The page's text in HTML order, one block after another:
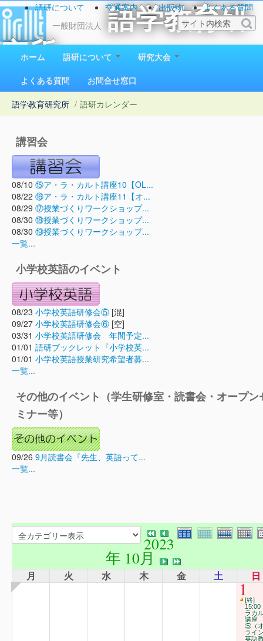
一般財団法人
語学教育研
究所
1923（大正12）年創立
語研について 交通案内 出版物
よくある質問
お問い合わせ
ホーム 語研について
研究大会
よくある質問
お問合せ窓口
語学教育研究所 / 語研カレンダー
講習会
08/10 ⑮ア・ラ・カルト講座10【OL...
08/22 ⑯ア・ラ・カルト講座11【オ...
08/29 ⑰授業づくりワークショップ...
08/30 ⑱授業づくりワークショップ...
08/30 ⑲授業づくりワークショップ...
一覧...
小学校英語のイベント
08/23 小学校英語研修会⑤ [混]
09/27 小学校英語研修会⑥ [空]
03/31 小学校英語研修会 年間予定...
01/01 語研ブックレット『小学校英...
01/01 小学校英語授業研究希望者募...
一覧...
その他のイベント（学生研修室・読書会・オープン
ミナー等）
09/26 9月読書会『先生、英語って...
一覧...
2023
年 10月
月 火 水 木 金 土 日
1[終]
15:00
ラカ
講座
⑤（
ライ
英語